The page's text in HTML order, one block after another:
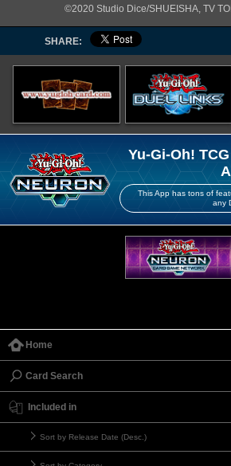
©2020 Studio Dice/SHUEISHA, TV
SHARE:
Yu-Gi-Oh!
This App has tons of
any
Home
Card Search
Included in
Sort by Release Date (Desc.)